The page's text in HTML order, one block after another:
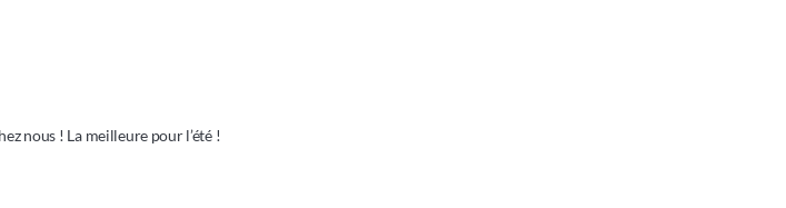
nous ! La meilleure pour l’été !